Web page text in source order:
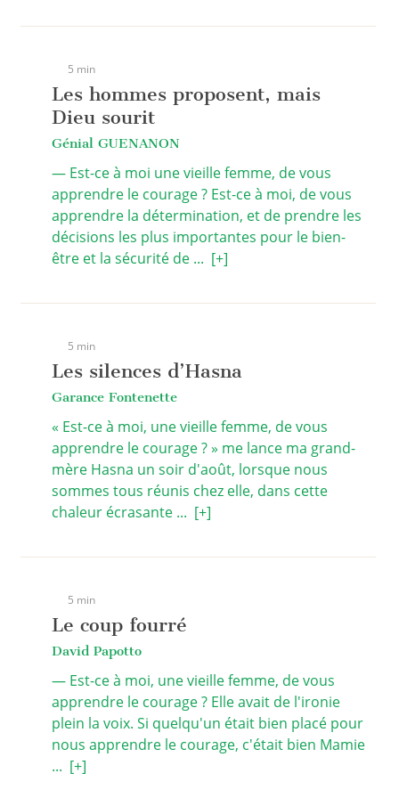
5 min
Les hommes proposent, mais
Dieu sourit
Génial GUENANON
— Est-ce à moi une vieille femme, de vous
apprendre le courage ? Est-ce à moi, de vous
apprendre la détermination, et de prendre les
décisions les plus importantes pour le bien-
être et la sécurité de ... [+]
5 min
Les silences d’Hasna
Garance Fontenette
« Est-ce à moi, une vieille femme, de vous
apprendre le courage ? » me lance ma grand-
mère Hasna un soir d'août, lorsque nous
sommes tous réunis chez elle, dans cette
chaleur écrasante ... [+]
5 min
Le coup fourré
David Papotto
— Est-ce à moi, une vieille femme, de vous
apprendre le courage ? Elle avait de l'ironie
plein la voix. Si quelqu'un était bien placé pour
nous apprendre le courage, c'était bien Mamie
... [+]